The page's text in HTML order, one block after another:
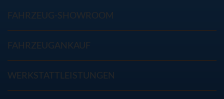
FAHRZEUG-SHOWROOM
FAHRZEUGANKAUF
WERKSTATTLEISTUNGEN